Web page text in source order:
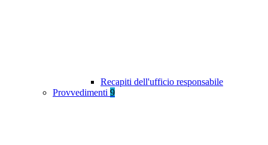
Recapiti dell'ufficio responsabile
Provvedimenti 9